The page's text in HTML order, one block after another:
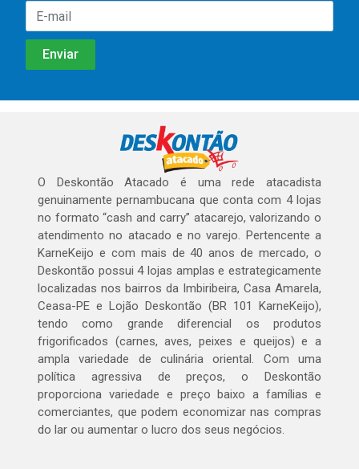
O Deskontão Atacado é uma rede atacadista
genuinamente pernambucana que conta com 4 lojas
no formato “cash and carry” atacarejo, valorizando o
atendimento no atacado e no varejo. Pertencente a
KarneKeijo e com mais de 40 anos de mercado, o
Deskontão possui 4 lojas amplas e estrategicamente
localizadas nos bairros da Imbiribeira, Casa Amarela,
Ceasa-PE e Lojão Deskontão (BR 101 KarneKeijo),
tendo como grande diferencial os produtos
frigorificados (carnes, aves, peixes e queijos) e a
ampla variedade de culinária oriental. Com uma
política agressiva de preços, o Deskontão
proporciona variedade e preço baixo a famílias e
comerciantes, que podem economizar nas compras
do lar ou aumentar o lucro dos seus negócios.